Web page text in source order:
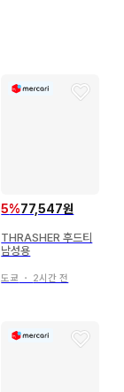
5%77,547원
THRASHER 후드티
남성용
도쿄 ・ 2시간 전